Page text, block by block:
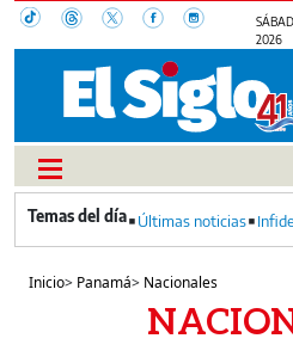
2026
Últimas noticias
Inicio> Panamá> Nacionales